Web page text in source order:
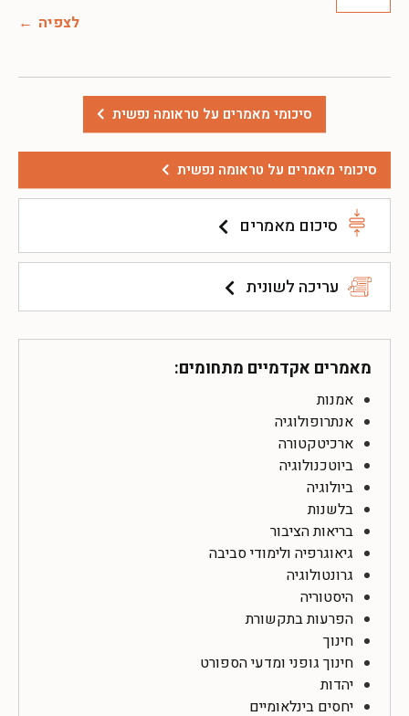
סיכומי מאמרים על טראומה נפשית
סיכום מאמרים
עריכה לשונית
מאמרים אקדמיים מתחומים:
אמנות
אנתרופולוגיה
ארכיטקטורה
ביוטכנולוגיה
ביולוגיה
בלשנות
בריאות הציבור
גיאוגרפיה ולימודי סביבה
גרונטולוגיה
היסטוריה
הפרעות בתקשורת
חינוך
חינוך גופני ומדעי הספורט
יהדות
יחסים בינלאומיים
לצפיה
סיכומי מאמרים על טראומה נפשית